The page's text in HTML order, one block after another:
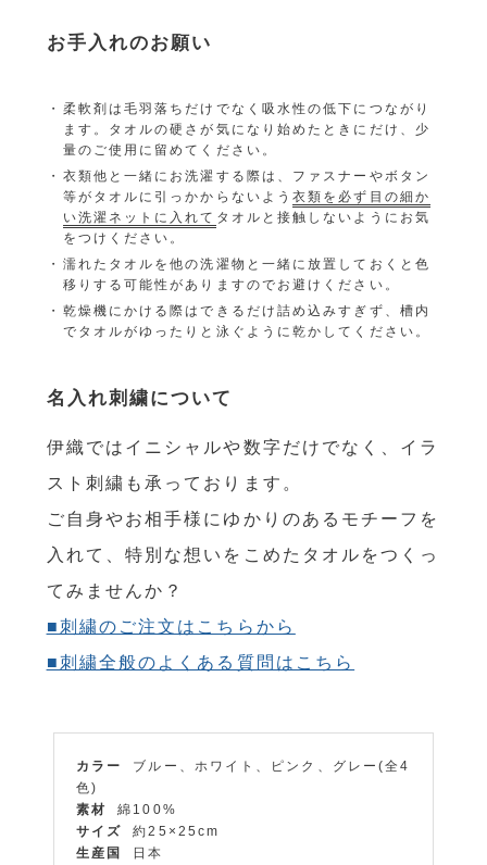
お手入れのお願い
柔軟剤は毛羽落ちだけでなく吸水性の低下につながり
ます。タオルの硬さが気になり始めたときにだけ、少
量のご使用に留めてください。
衣類他と一緒にお洗濯する際は、ファスナーやボタン
等がタオルに引っかからないよう衣類を必ず目の細か
い洗濯ネットに入れて タオルと接触しないようにお気
をつけください。
濡れたタオルを他の洗濯物と一緒に放置しておくと色
移りする可能性がありますのでお避けください。
乾燥機にかける際はできるだけ詰め込みすぎず、槽内
でタオルがゆったりと泳ぐように乾かしてください。
名入れ刺繍について
伊織ではイニシャルや数字だけでなく、イラ
スト刺繍も承っております。
ご自身やお相手様にゆかりのあるモチーフを
入れて、特別な想いをこめたタオルをつくっ
てみませんか？
■刺繍のご注文はこちらから
■刺繍全般のよくある質問はこちら
カラー
ブルー、ホワイト、ピンク、グレー(全4
色)
素材
綿100%
サイズ
約25×25cm
生産国
日本